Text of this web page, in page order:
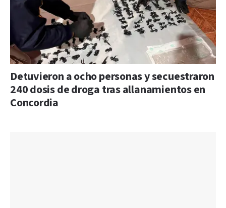
Detuvieron a ocho personas y secuestraron
240 dosis de droga tras allanamientos en
Concordia